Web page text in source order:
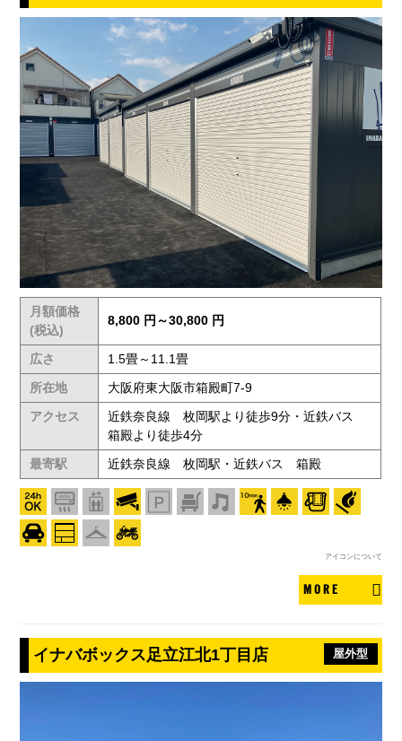
月額価格
(税込)
8,800 円～30,800 円
広さ
1.5畳～11.1畳
所在地
大阪府東大阪市箱殿町7-9
アクセス
近鉄奈良線 枚岡駅より徒歩9分・近鉄バス
箱殿より徒歩4分
最寄駅
近鉄奈良線 枚岡駅・近鉄バス 箱殿
アイコンについて
MORE
イナバボックス足立江北1丁目店 屋外型